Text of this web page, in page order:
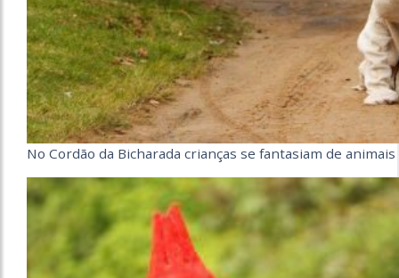
No Cordão da Bicharada crianças se fantasiam de